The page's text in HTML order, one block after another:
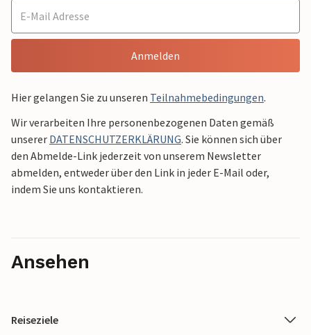
Anmelden
Hier gelangen Sie zu unseren Teilnahmebedingungen.
Wir verarbeiten Ihre personenbezogenen Daten gemäß
unserer DATENSCHUTZERKLÄRUNG. Sie können sich über
den Abmelde-Link jederzeit von unserem Newsletter
abmelden, entweder über den Link in jeder E-Mail oder,
indem Sie uns kontaktieren.
Ansehen
Reiseziele